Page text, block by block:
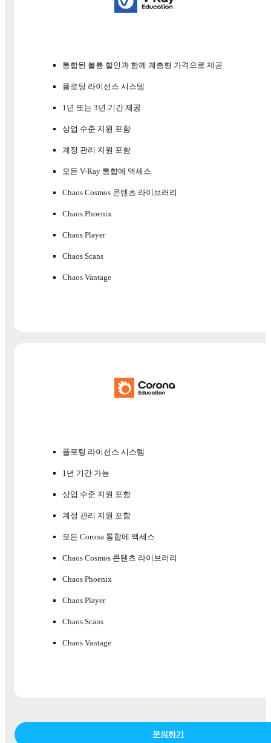
통합된 볼륨 할인과 함께 계층형 가격으로 제공
플로팅 라이선스 시스템
1년 또는 3년 기간 제공
상업 수준 지원 포함
계정 관리 지원 포함
모든 V-Ray 통합에 액세스
Chaos Cosmos 콘텐츠 라이브러리
Chaos Phoenix
Chaos Player
Chaos Scans
Chaos Vantage
플로팅 라이선스 시스템
1년 기간 가능
상업 수준 지원 포함
계정 관리 지원 포함
모든 Corona 통합에 액세스
Chaos Cosmos 콘텐츠 라이브러리
Chaos Phoenix
Chaos Player
Chaos Scans
Chaos Vantage
문의하기